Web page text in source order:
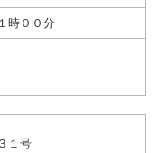
時００分
１号